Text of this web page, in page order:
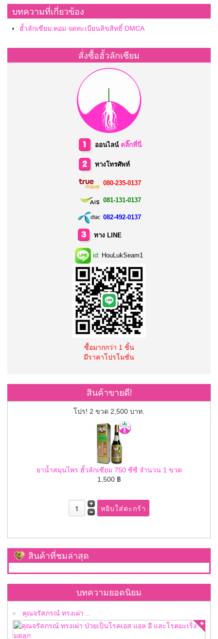
บทความที่เกี่ยวข้อง
ฮั้วลักเซียม.คอม จดทะเบียนลิขสิทธิ์ DMCA
สั่งซื้อฮั้วลักเซียม
ออนไลน์ คลิ๊กที่นี่
ทางโทรศัพท์
080-235-0137
081-131-0137
082-492-0137
ทาง LINE
id: HouLukSeam1
ซื้อมากกว่า 1 ชิ้น
มีราคาโปรโมชั่น
สินค้าขายดี!
โปร! 2 ขวด 2,500 บาท.
ยาน้ำสมุนไพร ฮั้วลักเซียม 750 ซีซี จำนวน 1 ขวด
1,500 ฿
สินค้าที่ชมล่าสุด
บทความยอดนิยม
คุณจรัสภรณ์ ทรงเผ่า ...